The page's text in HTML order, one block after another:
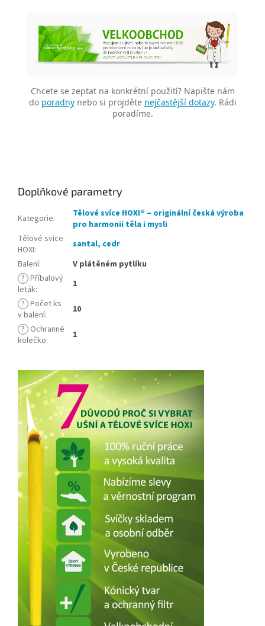
Chcete se zeptat na konkrétní použití? Napište nám
do poradnynebo si projděte nejčastější dotazy. Rádi
poradíme.
Doplňkové parametry
Kategorie:
Tělové svíce HOXI® – originální česká výroba
pro harmonii těla i mysli
Tělové svíce
HOXI:
santal, cedr
Balení:
V plátěném pytlíku
? Příbalový
leták:
1
? Počet ks
v balení:
10
? Ochranné
kolečko: 1